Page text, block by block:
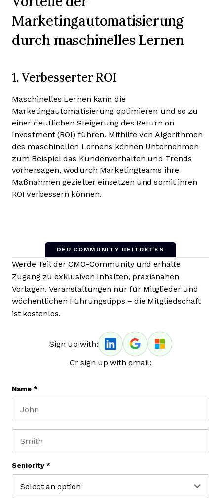
Marketingautomatisierung
durch maschinelles Lernen
1. Verbesserter ROI
Maschinelles Lernen kann die
Marketingautomatisierung optimieren und so zu
einer deutlichen Steigerung des Return on
Investment (ROI) führen. Mithilfe von Algorithmen
des maschinellen Lernens können Unternehmen
zum Beispiel das Kundenverhalten und Trends
vorhersagen, wodurch Marketingteams ihre
Maßnahmen gezielter einsetzen und somit ihren
ROI verbessern können.
DER COMMUNITY BEITRETEN
Werde Teil der CMO-Community und erhalte
Zugang zu exklusiven Inhalten, praxisnahen
Vorlagen, Veranstaltungen nur für Mitglieder und
wöchentlichen Führungstipps – die Mitgliedschaft
ist kostenlos.
Sign up with:
Or sign up with email:
Name *
Seniority *